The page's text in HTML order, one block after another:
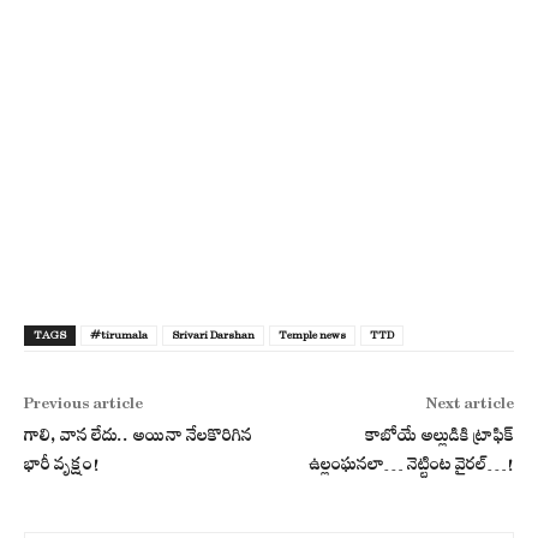
TAGS #tirumala Srivari Darshan Temple news TTD
Previous article
గాలి, వాన లేదు.. అయినా నేలకొరిగిన
భారీ వృక్షం!
Next article
కాబోయే అల్లుడికి ట్రాఫిక్
ఉల్లంఘనలా… నెట్టింట వైర‌ల్‌…!